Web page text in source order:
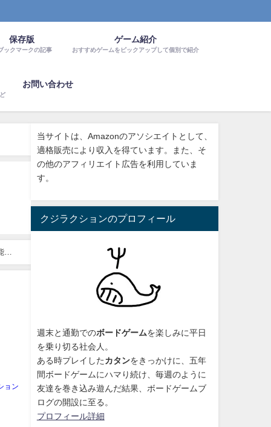
保存版
ックマークの記事
ゲーム紹介
おすすめゲームをピックアップして個別で紹介
お問い合わせ
ョン
当サイトは、Amazonのアソシエイトとして、
適格販売により収入を得ています。また、そ
の他のアフィリエイト広告を利用していま
す。
クジラクションのプロフィール
週末と通勤でのボードゲームを楽しみに平日
を乗り切る社会人。
ある時プレイした カタンをきっかけに、 五年
間ボードゲームにハマり続け 、毎週のように
友達を巻き込み遊んだ結果、ボードゲームブ
ログの開設に至る。
プロフィール詳細